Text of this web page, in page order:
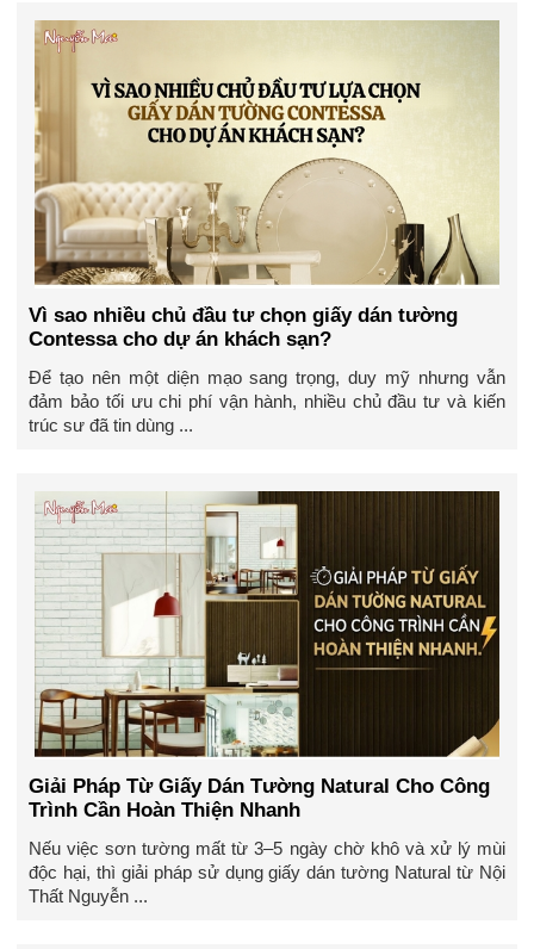
Vì sao nhiều chủ đầu tư chọn giấy dán tường
Contessa cho dự án khách sạn?
Để tạo nên một diện mạo sang trọng, duy mỹ nhưng vẫn
đảm bảo tối ưu chi phí vận hành, nhiều chủ đầu tư và kiến
trúc sư đã tin dùng ...
Giải Pháp Từ Giấy Dán Tường Natural Cho Công
Trình Cần Hoàn Thiện Nhanh
Nếu việc sơn tường mất từ 3–5 ngày chờ khô và xử lý mùi
độc hại, thì giải pháp sử dụng giấy dán tường Natural từ Nội
Thất Nguyễn ...